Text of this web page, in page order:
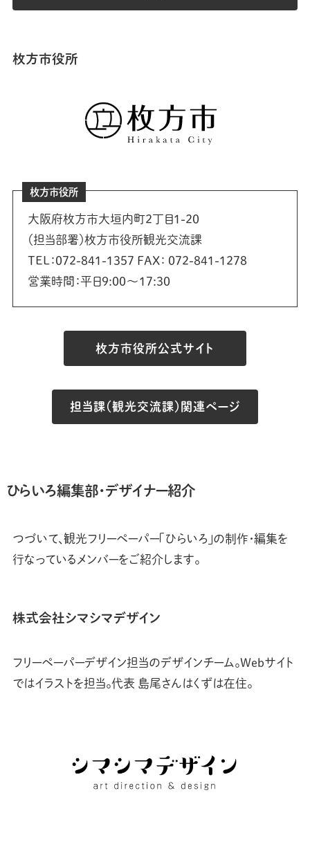
枚方市役所
枚方市役所
大阪府枚方市大垣内町2丁目1-20
（担当部署）枚方市役所観光交流課
TEL：072-841-1357 FAX： 072-841-1278
営業時間：平日9:00〜17:30
枚方市役所公式サイト
担当課（観光交流課）関連ページ
ひらいろ編集部・デザイナー紹介
つづいて、観光フリーペーパー「ひらいろ」の制作・編集を
行なっているメンバーをご紹介します。
株式会社シマシマデザイン
フリーペーパーデザイン担当のデザインチーム。Webサイト
ではイラストを担当。代表 島尾さんはくずは在住。